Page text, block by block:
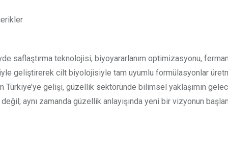
saflaştırma teknolojisi, biyoyararlanım optimizasyonu,
geliştirerek cilt biyolojisiyle tam uyumlu formülasyonlar
Türkiye’ye gelişi, güzellik sektöründe bilimsel yaklaşımın
aynı zamanda güzellik anlayışında yeni bir vizyonun